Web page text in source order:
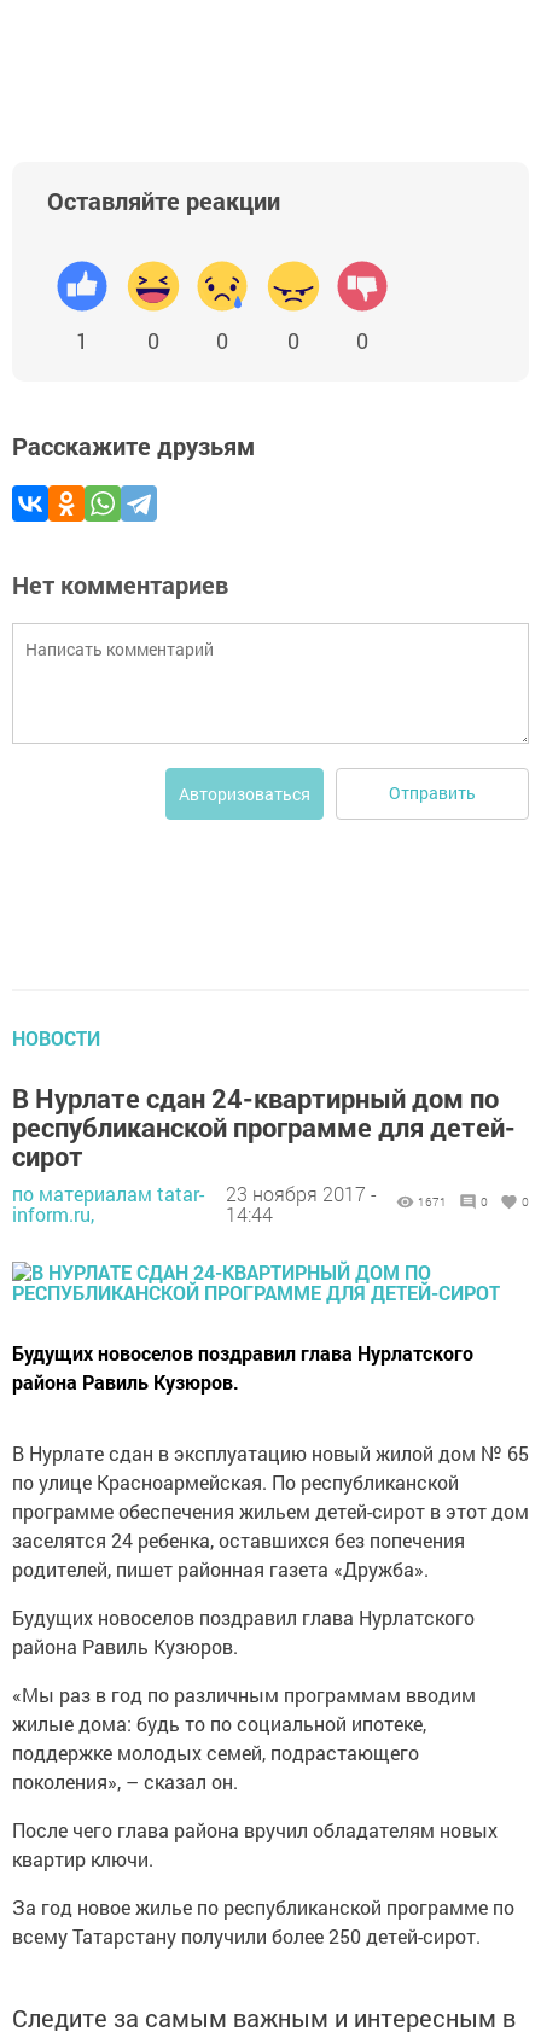
Оставляйте реакции
1 0 0 0 0
Расскажите друзьям
Нет комментариев
Авторизоваться Отправить
НОВОСТИ
В Нурлате сдан 24-квартирный дом по
республиканской программе для детей-
сирот
по материалам tatar-
inform.ru,
23 ноября 2017 -
14:44
1671 0 0
Будущих новоселов поздравил глава Нурлатского
района Равиль Кузюров.
В Нурлате сдан в эксплуатацию новый жилой дом № 65
по улице Красноармейская. По республиканской
программе обеспечения жильем детей-сирот в этот дом
заселятся 24 ребенка, оставшихся без попечения
родителей, пишет районная газета «Дружба».
Будущих новоселов поздравил глава Нурлатского
района Равиль Кузюров.
«Мы раз в год по различным программам вводим
жилые дома: будь то по социальной ипотеке,
поддержке молодых семей, подрастающего
поколения», – сказал он.
После чего глава района вручил обладателям новых
квартир ключи.
За год новое жилье по республиканской программе по
всему Татарстану получили более 250 детей-сирот.
Следите за самым важным и интересным в